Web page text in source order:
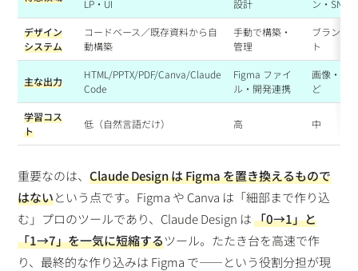
LP・UI
設計
ン・SNS
デザイン
システム
コードベース／既存資料から自
動構築
手動で構築・
管理
ブランド
ト
主な出力
HTML/PPTX/PDF/Canva/Claude
Code
Figma ファイ
ル・開発連携
画像・
ど
学習コス
ト
低（自然言語だけ） 高 中
重要なのは、Claude Design は Figma を置き換えるもので
はないという点です。Figma や Canva は「細部まで作り込
む」プロのツールであり、Claude Design は「0→1」と
「1→7」を一気に短縮するツール。たたき台を高速で作
り、最終的な作り込みは Figma で——という役割分担が現